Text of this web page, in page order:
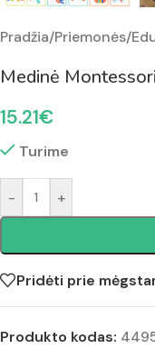
Pradžia/Priemonės/
Medinė
15.21€
Turime
- +
Pridėti prie
Produkto kodas: